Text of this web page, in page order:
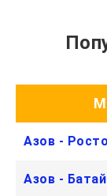
Азов -
Азов -